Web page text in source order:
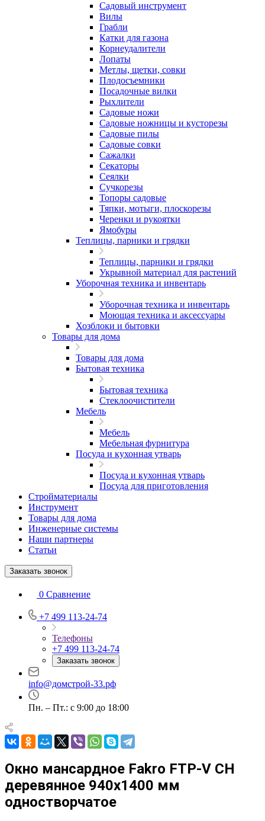
Садовый инструмент
Вилы
Грабли
Катки для газона
Корнеудалители
Лопаты
Метлы, щетки, совки
Плодосъемники
Посадочные вилки
Рыхлители
Садовые ножи
Садовые ножницы и кусторезы
Садовые пилы
Садовые совки
Сажалки
Секаторы
Сеялки
Сучкорезы
Топоры садовые
Тяпки, мотыги, плоскорезы
Черенки и рукоятки
Ямобуры
Теплицы, парники и грядки
Теплицы, парники и грядки
Укрывной материал для растений
Уборочная техника и инвентарь
Уборочная техника и инвентарь
Моющая техника и аксессуары
Хозблоки и бытовки
Товары для дома
Товары для дома
Бытовая техника
Бытовая техника
Стеклоочистители
Мебель
Мебель
Мебельная фурнитура
Посуда и кухонная утварь
Посуда и кухонная утварь
Посуда для приготовления
Стройматериалы
Инструмент
Товары для дома
Инженерные системы
Наши партнеры
Статьи
Заказать звонок
0 Сравнение
+7 499 113-24-74
Телефоны
+7 499 113-24-74
Заказать звонок
info@домстрой-33.рф
Пн. – Пт.: с 9:00 до 18:00
Окно мансардное Fakro FTP-V CH
деревянное 940х1400 мм
одностворчатое